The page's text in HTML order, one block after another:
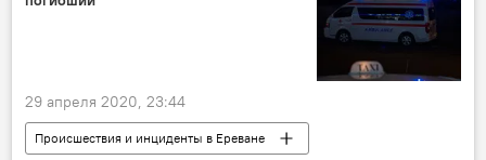
29 апреля 2020, 23:44
Происшествия и инциденты в Ереване